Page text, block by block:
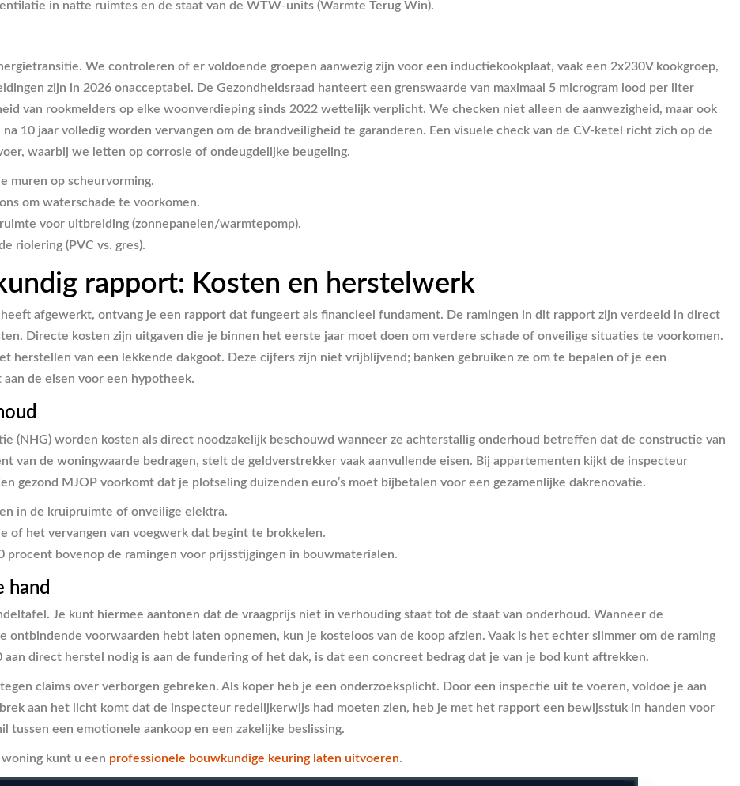
in natte ruimtes en de staat van de WTW-units (Warmte Terug Win).
We controleren of er voldoende groepen aanwezig zijn voor een inductiekookplaat, vaak een 2x230V kookgroep,
zijn in 2026 onacceptabel. De Gezondheidsraad hanteert een grenswaarde van maximaal 5 microgram lood per liter
van rookmelders op elke woonverdieping sinds 2022 wettelijk verplicht. We checken niet alleen de aanwezigheid, maar ook
10 jaar volledig worden vervangen om de brandveiligheid te garanderen. Een visuele check van de CV-ketel richt zich op de
waarbij we letten op corrosie of ondeugdelijke beugeling.
muren op scheurvorming.
om waterschade te voorkomen.
voor uitbreiding (zonnepanelen/warmtepomp).
riolering (PVC vs. gres).
rapport: Kosten en herstelwerk
heeft afgewerkt, ontvang je een rapport dat fungeert als financieel fundament. De ramingen in dit rapport zijn verdeeld in direct
Directe kosten zijn uitgaven die je binnen het eerste jaar moet doen om verdere schade of onveilige situaties te voorkomen.
herstellen van een lekkende dakgoot. Deze cijfers zijn niet vrijblijvend; banken gebruiken ze om te bepalen of je een
de eisen voor een hypotheek.
(NHG) worden kosten als direct noodzakelijk beschouwd wanneer ze achterstallig onderhoud betreffen dat de constructie van
van de woningwaarde bedragen, stelt de geldverstrekker vaak aanvullende eisen. Bij appartementen kijkt de inspecteur
gezond MJOP voorkomt dat je plotseling duizenden euro’s moet bijbetalen voor een gezamenlijke dakrenovatie.
in de kruipruimte of onveilige elektra.
of het vervangen van voegwerk dat begint te brokkelen.
procent bovenop de ramingen voor prijsstijgingen in bouwmaterialen.
hand
Je kunt hiermee aantonen dat de vraagprijs niet in verhouding staat tot de staat van onderhoud. Wanneer de
voorwaarden hebt laten opnemen, kun je kosteloos van de koop afzien. Vaak is het echter slimmer om de raming
direct herstel nodig is aan de fundering of het dak, is dat een concreet bedrag dat je van je bod kunt aftrekken.
claims over verborgen gebreken. Als koper heb je een onderzoeksplicht. Door een inspectie uit te voeren, voldoe je aan
aan het licht komt dat de inspecteur redelijkerwijs had moeten zien, heb je met het rapport een bewijsstuk in handen voor
een emotionele aankoop en een zakelijke beslissing.
kunt u een professionele bouwkundige keuring laten uitvoeren.